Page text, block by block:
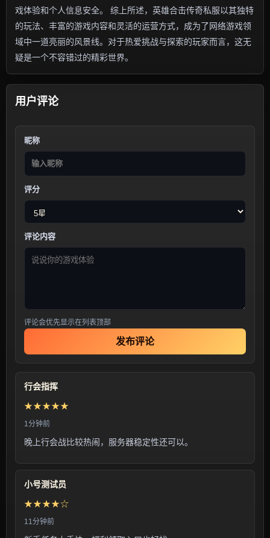
戏体验和个人信息安全。 综上所述，英雄合击传奇私服以其独特
的玩法、丰富的游戏内容和灵活的运营方式，成为了网络游戏领
域中一道亮丽的风景线。对于热爱挑战与探索的玩家而言，这无
疑是一个不容错过的精彩世界。
用户评论
昵称
评分
评论内容
评论会优先显示在列表顶部
发布评论
行会指挥
★★★★★
1分钟前
晚上行会战比较热闹，服务器稳定性还可以。
小号测试员
★★★★☆
11分钟前